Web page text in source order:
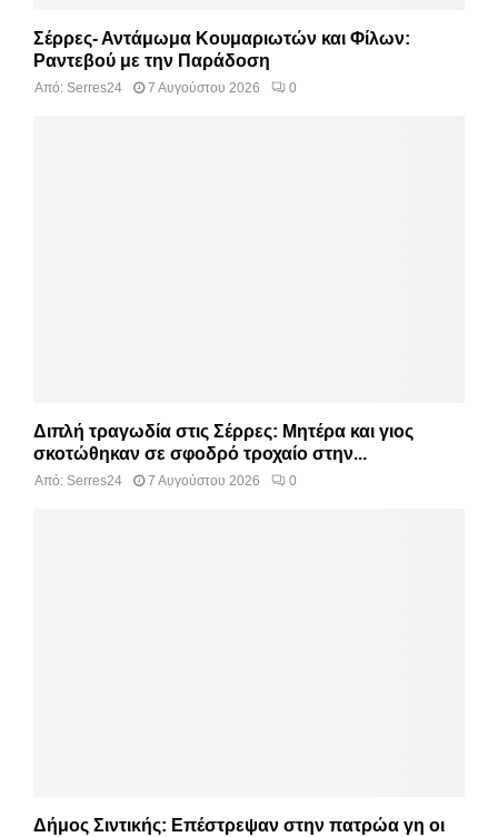
Σέρρες- Αντάμωμα Κουμαριωτών και Φίλων:
Ραντεβού με την Παράδοση
Από: Serres24 7 Αυγούστου 2026 0
Διπλή τραγωδία στις Σέρρες: Μητέρα και γιος
σκοτώθηκαν σε σφοδρό τροχαίο στην...
Από: Serres24 7 Αυγούστου 2026 0
Δήμος Σιντικής: Επέστρεψαν στην πατρώα γη οι